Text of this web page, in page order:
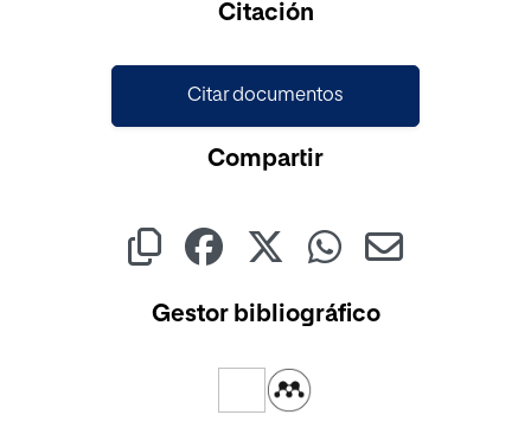
Citación
Citar documentos
Compartir
Gestor bibliográfico